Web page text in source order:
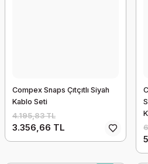
Compex Snaps Çıtçıtlı Siyah
Kablo Seti
4.195,83 TL
3.356,66 TL